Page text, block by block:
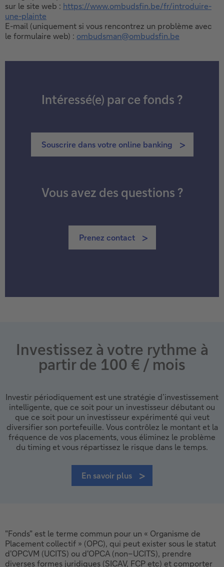
sur le site web : https://www.ombudsfin.be/fr/introduire-
une-plainte
E-mail (uniquement si vous rencontrez un problème avec
le formulaire web) : ombudsman@ombudsfin.be
Intéressé(e) par ce fonds ?
Souscrire dans votre online banking
Vous avez des questions ?
Prenez contact
Investissez à votre rythme à
partir de 100 € / mois
Investir périodiquement est une stratégie d’investissement
intelligente, que ce soit pour un investisseur débutant ou
que ce soit pour un investisseur expérimenté qui veut
diversifier son portefeuille. Vous contrôlez le montant et la
fréquence de vos placements, vous éliminez le problème
du timing et vous répartissez le risque dans le temps.
En savoir plus
"Fonds" est le terme commun pour un « Organisme de
Placement collectif » (OPC), qui peut exister sous le statut
d'OPCVM (UCITS) ou d'OPCA (non–UCITS), prendre
diverses formes juridiques (SICAV, FCP etc) et comporter